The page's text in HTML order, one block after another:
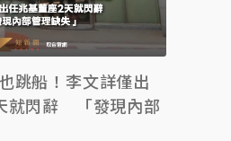
跳船！李文詳僅出
就閃辭 「發現內部